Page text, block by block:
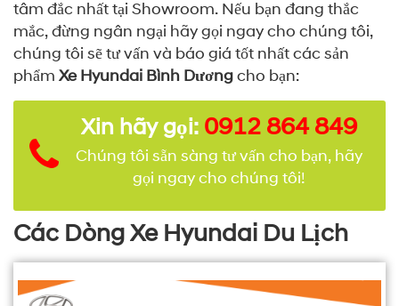
tâm đắc nhất tại Showroom. Nếu bạn đang thắc
mắc, đừng ngân ngại hãy gọi ngay cho chúng tôi,
chúng tôi sẽ tư vấn và báo giá tốt nhất các sản
phẩm Xe Hyundai Bình Dương cho bạn:
Xin hãy gọi: 0912 864 849
Chúng tôi sẵn sàng tư vấn cho bạn, hãy
gọi ngay cho chúng tôi!
Các Dòng Xe Hyundai Du Lịch